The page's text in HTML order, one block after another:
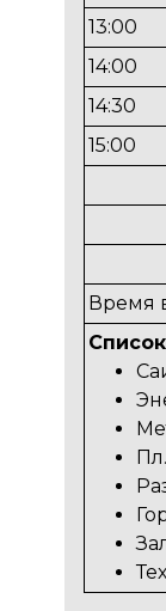
13:00
14:00
14:30
15:00
Время